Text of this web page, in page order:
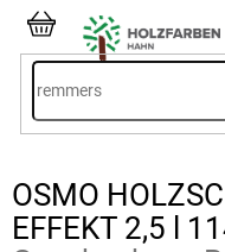
Inhalt
springenWARENKORB
OSMO
EFFEKT 2,5 l